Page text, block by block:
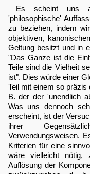
Es scheint uns
'philosophische'
zu beziehen, indem
objektiven,
Geltung besitzt und in
"Das Ganze ist die
Teile sind die Vielheit
ist". Dies würde einer
Teil mit einem so
B. der der 'unendlich
Was uns dennoch
erscheint, ist der
ihrer
Verwendungsweisen.
Kriterien für eine
wäre vielleicht nötig,
Auflösung der